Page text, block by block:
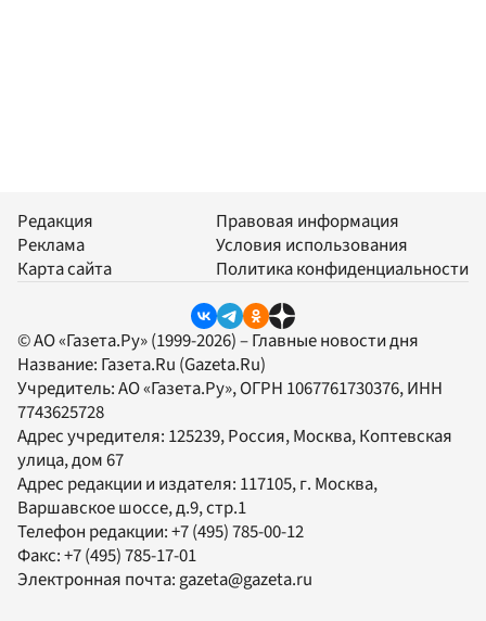
Редакция
Реклама
Карта сайта
Правовая информация
Условия использования
Политика конфиденциальности
© АО «Газета.Ру» (1999-2026) – Главные новости дня
Название: Газета.Ru (Gazeta.Ru)
Учредитель:АО «Газета.Ру», ОГРН 1067761730376, ИНН
7743625728
Адрес учредителя: 125239, Россия, Москва, Коптевская
улица, дом 67
Адрес редакции и издателя: 117105, г. Москва,
Варшавское шоссе, д.9, стр.1
Телефон редакции:+7 (495) 785-00-12
Факс:+7 (495) 785-17-01
Электронная почта:gazeta@gazeta.ru